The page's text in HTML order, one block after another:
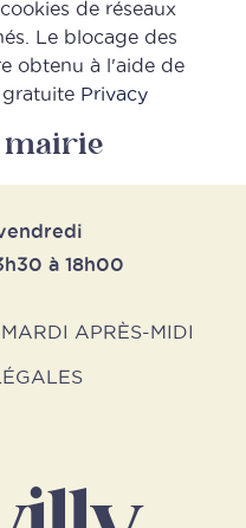
de réseaux
Le blocage des
obtenu à l'aide de
Privacy
à 18h00
APRÈS-MIDI